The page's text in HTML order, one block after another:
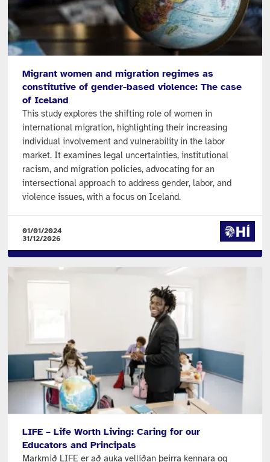
Migrant women and migration regimes as
constitutive of gender-based violence: The case
of Iceland
This study explores the shifting role of women in
international migration, highlighting their increasing
individual involvement and vulnerability in the labor
market. It examines legal uncertainties, institutional
racism, and migration policies, advocating for an
intersectional approach to address gender, labor, and
violence issues, with a focus on Iceland.
01/01/2024
31/12/2026
LIFE – Life Worth Living: Caring for our
Educators and Principals
Markmið LIFE er að auka vellíðan þeirra kennara og